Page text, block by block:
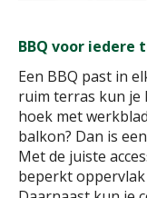
BBQ voor iedere
Een BBQ past in
ruim terras kun je
hoek met
balkon? Dan is
Met de juiste
beperkt